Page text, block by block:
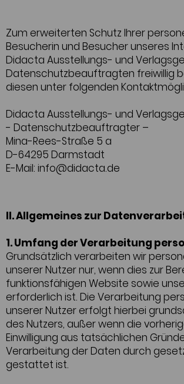
Zum erweiterten Schutz Ihrer
Besucherin und Besucher unseres
Didacta Ausstellungs- und
Datenschutzbeauftragten freiwillig
diesen unter folgenden
Didacta Ausstellungs- und
- Datenschutzbeauftragter –
Mina-Rees-Straße 5 a
D-64295 Darmstadt
E-Mail: info@didacta.de
II. Allgemeines zur
1. Umfang der Verarbeitung
Grundsätzlich verarbeiten wir
unserer Nutzer nur, wenn dies zur
funktionsfähigen Website sowie
erforderlich ist. Die Verarbeitung
unserer Nutzer erfolgt hierbei
des Nutzers, außer wenn die
Einwilligung aus tatsächlichen
Verarbeitung der Daten durch
gestattet ist.